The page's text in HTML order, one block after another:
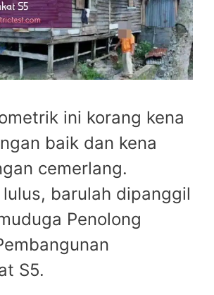
ini korang kena
baik dan kena
cemerlang.
barulah dipanggil
Penolong
S5.